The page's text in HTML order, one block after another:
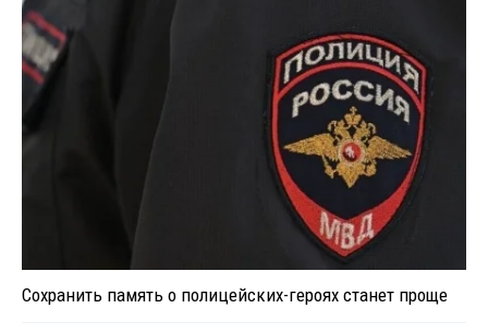
Сохранить память о полицейских-героях станет проще